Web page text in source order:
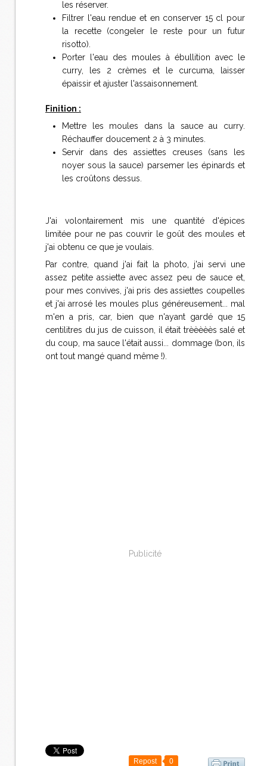
les réserver.
Filtrer l'eau rendue et en conserver 15 cl pour
la recette (congeler le reste pour un futur
risotto).
Porter l'eau des moules à ébullition avec le
curry, les 2 crèmes et le curcuma, laisser
épaissir et ajuster l'assaisonnement.
Finition :
Mettre les moules dans la sauce au curry.
Réchauffer doucement 2 à 3 minutes.
Servir dans des assiettes creuses (sans les
noyer sous la sauce) parsemer les épinards et
les croûtons dessus.
J'ai volontairement mis une quantité d'épices
limitée pour ne pas couvrir le goût des moules et
j'ai obtenu ce que je voulais.
Par contre, quand j'ai fait la photo, j'ai servi une
assez petite assiette avec assez peu de sauce et,
pour mes convives, j'ai pris des assiettes coupelles
et j'ai arrosé les moules plus généreusement... mal
m'en a pris, car, bien que n'ayant gardé que 15
centilitres du jus de cuisson, il était trèèèèès salé et
du coup, ma sauce l'était aussi... dommage (bon, ils
ont tout mangé quand même !).
Publicité
Repost 0